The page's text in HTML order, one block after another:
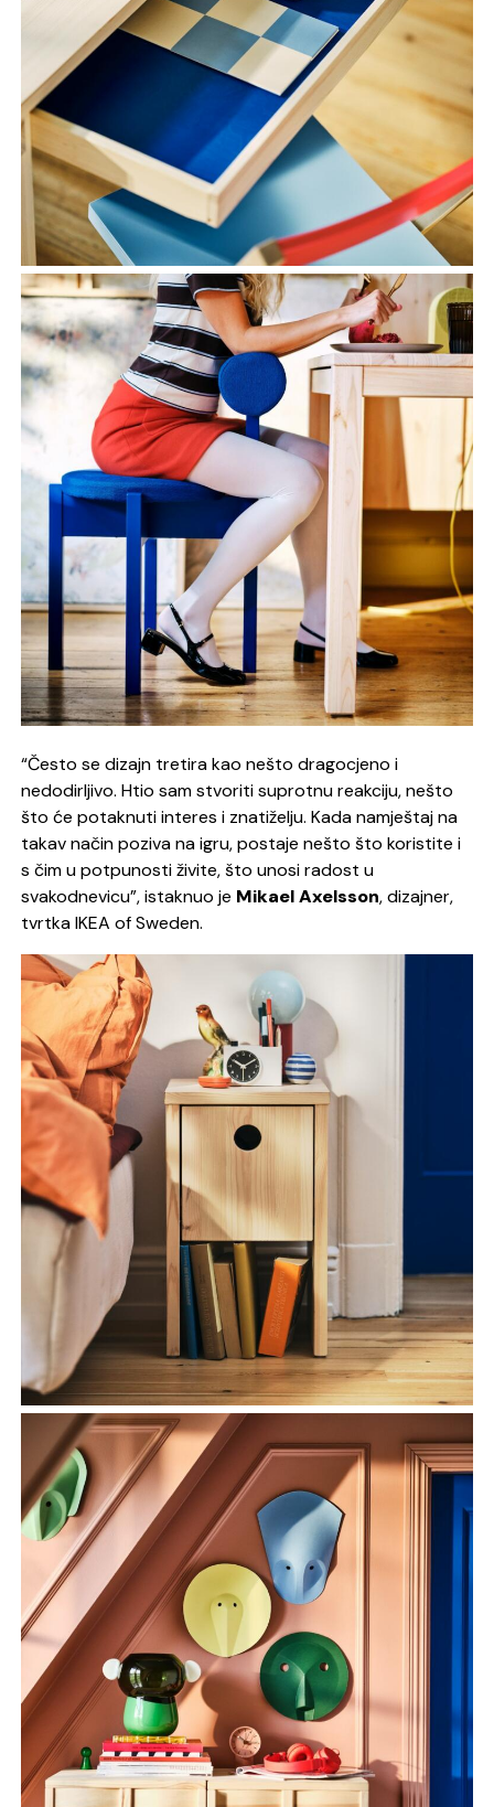
“Često se dizajn tretira kao nešto dragocjeno i
nedodirljivo. Htio sam stvoriti suprotnu reakciju, nešto
što će potaknuti interes i znatiželju. Kada namještaj na
takav način poziva na igru, postaje nešto što koristite i
s čim u potpunosti živite, što unosi radost u
svakodnevicu”,istaknuo je Mikael Axelsson, dizajner,
tvrtka IKEA of Sweden.